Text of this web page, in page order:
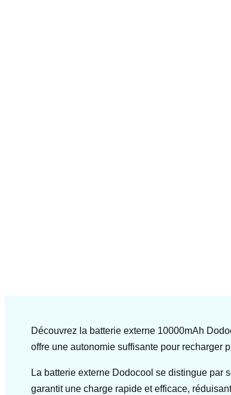
Découvrez la batterie externe 10000mAh
offre une autonomie suffisante pour recharger
La batterie externe Dodocool se distingue par
garantit une charge rapide et efficace,